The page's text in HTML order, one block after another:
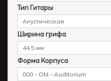
Тип Гитары
Акустическая
Ширина грифа
44.5 мм
Форма Корпуса
000 - OM - Auditorium